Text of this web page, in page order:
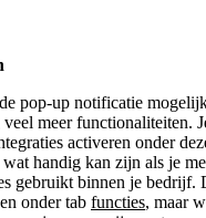
pop-up notificatie
meer functionaliteiten.
activeren onder
handig kan zijn als je
gebruikt binnen je bedrijf.
onder tab functies, maar